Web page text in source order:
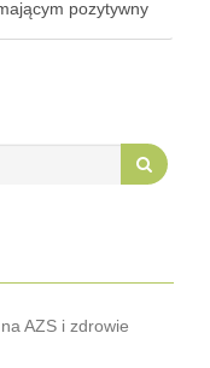
pozytywny
AZS i zdrowie